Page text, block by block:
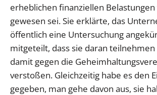
erheblichen finanziellen
gewesen sei. Sie erklärte, das
öffentlich eine Untersuchung
mitgeteilt, dass sie daran
damit gegen die
verstoßen. Gleichzeitig habe es den
gegeben, man gehe davon aus, sie